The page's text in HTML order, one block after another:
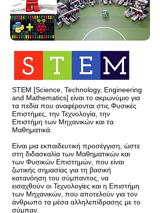
STEM [Science, Technology, Engineering
and Mathematics] είναι το ακρωνύμιο για
τα πεδία που αναφέρονται στις Φυσικές
Επιστήμες, την Τεχνολογία, την
Επιστήμη των Μηχανικών και τα
Μαθηματικά.
Eίναι μια εκπαιδευτική προσέγγιση, ώστε
στη διδασκαλία των Μαθηματικών και
των Φυσικών Επιστημών, που είναι
ζωτικής σημασίας για τη βασική
κατανόηση του σύμπαντος, να
εισαχθούν οι Τεχνολογίες και η Επιστήμη
των Μηχανικών, που αποτελούν για τον
άνθρωπο τα μέσα αλληλεπίδρασης με το
σύμπαν.